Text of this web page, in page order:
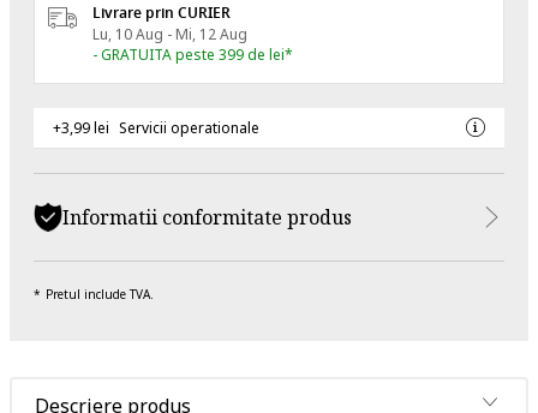
Livrare prin CURIER
Lu, 10 Aug - Mi, 12 Aug
- GRATUITA peste 399 de lei*
+3,99 lei Servicii operationale
Informatii conformitate produs
Pretul include TVA.
Descriere produs